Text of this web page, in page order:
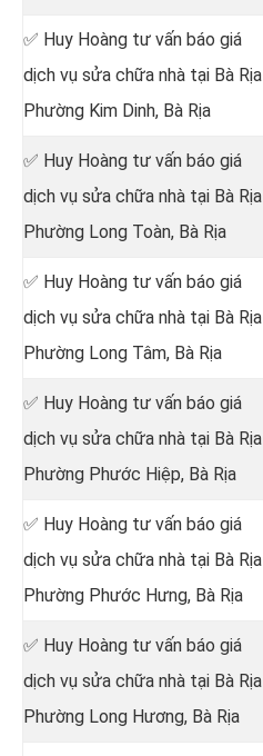
✅ Huy Hoàng tư vấn báo giá
dịch vụ sửa chữa nhà tại Bà Rịa
Phường Kim Dinh, Bà Rịa
✅ Huy Hoàng tư vấn báo giá
dịch vụ sửa chữa nhà tại Bà Rịa
Phường Long Toàn, Bà Rịa
✅ Huy Hoàng tư vấn báo giá
dịch vụ sửa chữa nhà tại Bà Rịa
Phường Long Tâm, Bà Rịa
✅ Huy Hoàng tư vấn báo giá
dịch vụ sửa chữa nhà tại Bà Rịa
Phường Phước Hiệp, Bà Rịa
✅ Huy Hoàng tư vấn báo giá
dịch vụ sửa chữa nhà tại Bà Rịa
Phường Phước Hưng, Bà Rịa
✅ Huy Hoàng tư vấn báo giá
dịch vụ sửa chữa nhà tại Bà Rịa
Phường Long Hương, Bà Rịa